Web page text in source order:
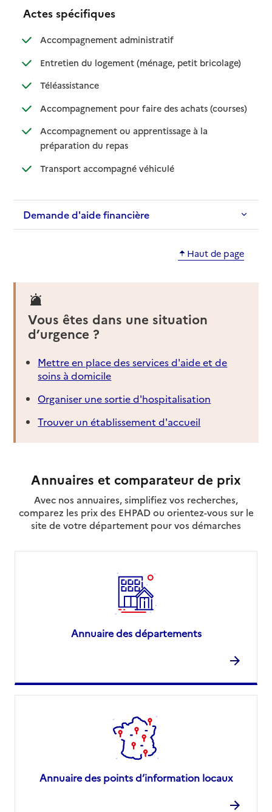
Actes spécifiques
Accompagnement administratif: disponible
: non disponible
Entretien du logement (ménage, petit bricolage): disponible
: non
Téléassistance: disponible
: non disponible
Accompagnement pour faire des achats (courses)
:
: non
Accompagnement ou apprentissage à la
préparation du repas: disponible
: non disponible
Transport accompagné véhiculé: disponible
: non disponible
Demande d'aide financière
Haut de page
Vous êtes dans une situation
d’urgence ?
Mettre en place des services d'aide et de
soins à domicile
Organiser une sortie d'hospitalisation
Trouver un établissement d'accueil
Annuaires et comparateur de prix
Avec nos annuaires, simplifiez vos recherches,
comparez les prix des EHPAD ou orientez-vous sur le
site de votre département pour vos démarches
Annuaire des départements
Annuaire des points d’information locaux